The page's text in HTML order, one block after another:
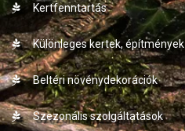
Kertfenntartás
Különleges kertek, építmények
Beltéri növénydekorációk
Szezonális szolgáltatások